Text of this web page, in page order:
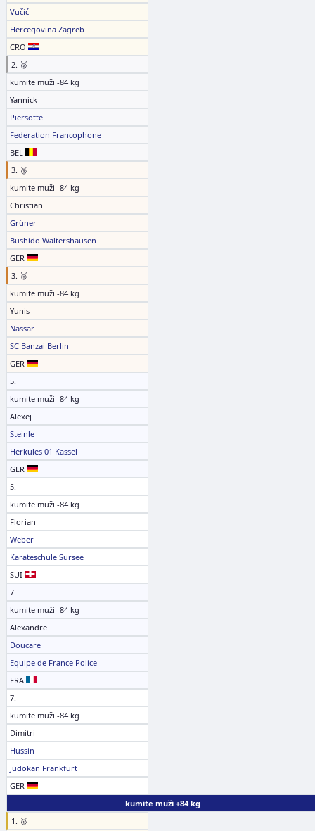
Vučić
Hercegovina Zagreb
CRO
2. 🥈
kumite muži -84 kg
Yannick
Piersotte
Federation Francophone
BEL
3. 🥉
kumite muži -84 kg
Christian
Grüner
Bushido Waltershausen
GER
3. 🥉
kumite muži -84 kg
Yunis
Nassar
SC Banzai Berlin
GER
5.
kumite muži -84 kg
Alexej
Steinle
Herkules 01 Kassel
GER
5.
kumite muži -84 kg
Florian
Weber
Karateschule Sursee
SUI
7.
kumite muži -84 kg
Alexandre
Doucare
Equipe de France Police
FRA
7.
kumite muži -84 kg
Dimitri
Hussin
Judokan Frankfurt
GER
kumite muži +84 kg
1. 🥇